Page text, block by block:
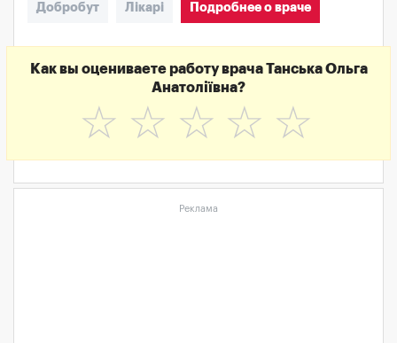
Добробут Лікарі Подробнее о враче
Как вы оцениваете работу врача Танська Ольга
Анатоліївна?
☆
☆
☆
☆
☆
Реклама